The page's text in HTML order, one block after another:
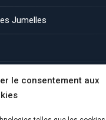
le consentement aux
Jumelles